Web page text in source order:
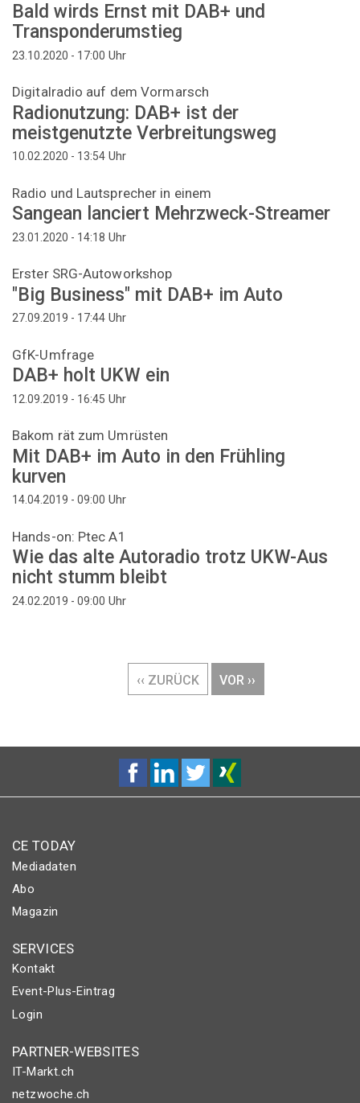
Bald wirds Ernst mit DAB+ und
Transponderumstieg
23.10.2020 - 17:00 Uhr
Digitalradio auf dem Vormarsch
Radionutzung: DAB+ ist der
meistgenutzte Verbreitungsweg
10.02.2020 - 13:54 Uhr
Radio und Lautsprecher in einem
Sangean lanciert Mehrzweck-Streamer
23.01.2020 - 14:18 Uhr
Erster SRG-Autoworkshop
"Big Business" mit DAB+ im Auto
27.09.2019 - 17:44 Uhr
GfK-Umfrage
DAB+ holt UKW ein
12.09.2019 - 16:45 Uhr
Bakom rät zum Umrüsten
Mit DAB+ im Auto in den Frühling
kurven
14.04.2019 - 09:00 Uhr
Hands-on: Ptec A1
Wie das alte Autoradio trotz UKW-Aus
nicht stumm bleibt
24.02.2019 - 09:00 Uhr
VORHERIGE
SEITE
‹‹ ZURÜCK
NÄCHSTE
SEITE
VOR ››
CE TODAY
Mediadaten
Abo
Magazin
SERVICES
Kontakt
Event-Plus-Eintrag
Login
PARTNER-WEBSITES
IT-Markt.ch
netzwoche.ch